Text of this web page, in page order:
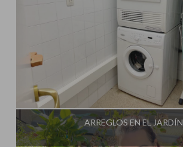
Influencer:Mami Crafter
ARREGLOS EN EL JARDÍN